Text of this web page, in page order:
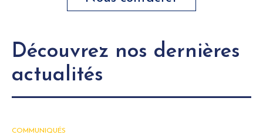
Découvrez nos dernières
actualités
COMMUNIQUÉS